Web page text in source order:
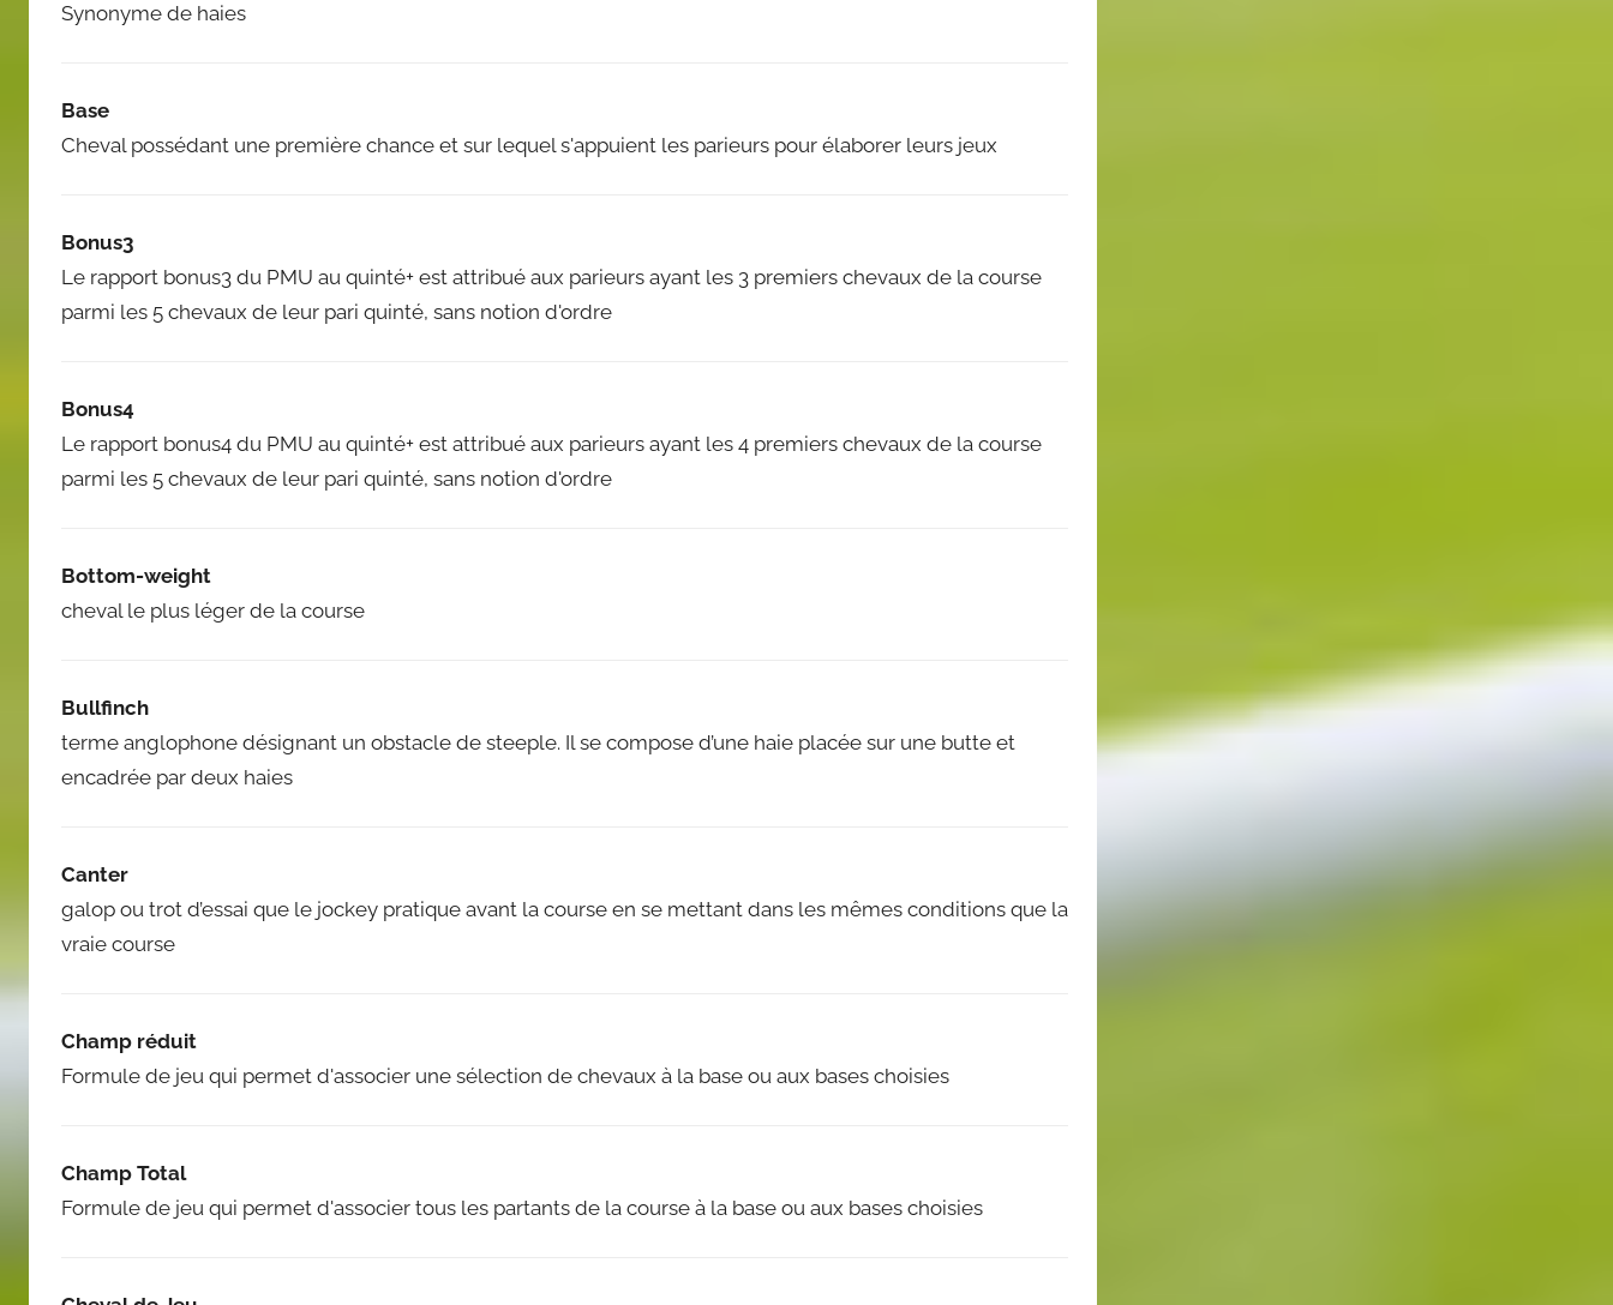
Synonyme de haies
Base
Cheval possédant une première chance et sur lequel s'appuient les parieurs pour élaborer leurs jeux
Bonus3
Le rapport bonus3 du PMU au quinté+ est attribué aux parieurs ayant les 3 premiers chevaux de la course
parmi les 5 chevaux de leur pari quinté, sans notion d'ordre
Bonus4
Le rapport bonus4 du PMU au quinté+ est attribué aux parieurs ayant les 4 premiers chevaux de la course
parmi les 5 chevaux de leur pari quinté, sans notion d'ordre
Bottom-weight
cheval le plus léger de la course
Bullfinch
terme anglophone désignant un obstacle de steeple. Il se compose d’une haie placée sur une butte et
encadrée par deux haies
Canter
galop ou trot d’essai que le jockey pratique avant la course en se mettant dans les mêmes conditions que la
vraie course
Champ réduit
Formule de jeu qui permet d'associer une sélection de chevaux à la base ou aux bases choisies
Champ Total
Formule de jeu qui permet d'associer tous les partants de la course à la base ou aux bases choisies